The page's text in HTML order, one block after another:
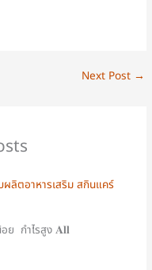
Next Post →
ย กำไรสูง 𝐀𝐥𝐥